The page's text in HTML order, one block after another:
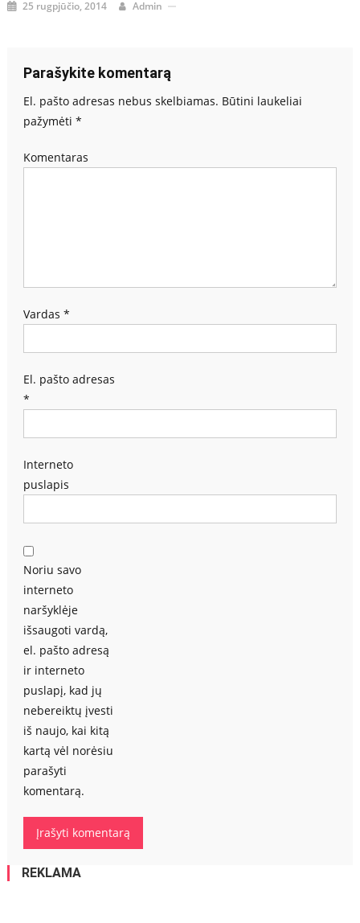
25 rugpjūčio, 2014 Admin
Parašykite komentarą
El. pašto adresas nebus skelbiamas. Būtini laukeliai
pažymėti *
Komentaras
Vardas *
El. pašto adresas
*
Interneto
puslapis
Noriu savo
interneto
naršyklėje
išsaugoti vardą,
el. pašto adresą
ir interneto
puslapį, kad jų
nebereiktų įvesti
iš naujo, kai kitą
kartą vėl norėsiu
parašyti
komentarą.
REKLAMA